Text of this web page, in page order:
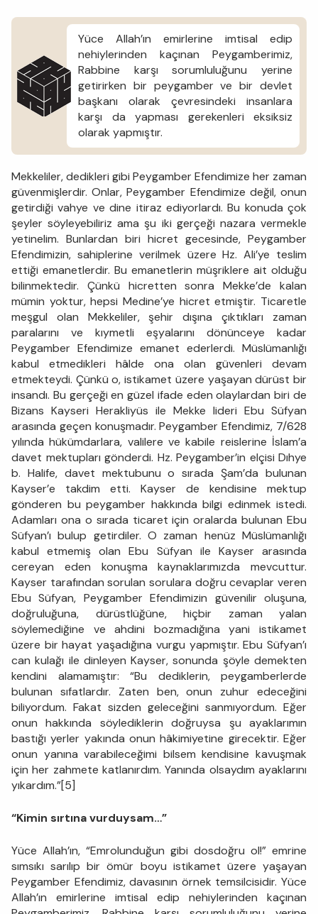
Yüce Allah’ın emirlerine imtisal edip
nehiylerinden kaçınan Peygamberimiz,
Rabbine karşı sorumluluğunu yerine
getirirken bir peygamber ve bir devlet
başkanı olarak çevresindeki insanlara
karşı da yapması gerekenleri eksiksiz
olarak yapmıştır.
Mekkeliler, dedikleri gibi Peygamber Efendimize her zaman
güvenmişlerdir. Onlar, Peygamber Efendimize değil, onun
getirdiği vahye ve dine itiraz ediyorlardı. Bu konuda çok
şeyler söyleyebiliriz ama şu iki gerçeği nazara vermekle
yetinelim. Bunlardan biri hicret gecesinde, Peygamber
Efendimizin, sahiplerine verilmek üzere Hz. Ali’ye teslim
ettiği emanetlerdir. Bu emanetlerin müşriklere ait olduğu
bilinmektedir. Çünkü hicretten sonra Mekke’de kalan
mümin yoktur, hepsi Medine’ye hicret etmiştir. Ticaretle
meşgul olan Mekkeliler, şehir dışına çıktıkları zaman
paralarını ve kıymetli eşyalarını dönünceye kadar
Peygamber Efendimize emanet ederlerdi. Müslümanlığı
kabul etmedikleri hâlde ona olan güvenleri devam
etmekteydi. Çünkü o, istikamet üzere yaşayan dürüst bir
insandı. Bu gerçeği en güzel ifade eden olaylardan biri de
Bizans Kayseri Herakliyüs ile Mekke lideri Ebu Süfyan
arasında geçen konuşmadır. Peygamber Efendimiz, 7/628
yılında hükümdarlara, valilere ve kabile reislerine İslam’a
davet mektupları gönderdi. Hz. Peygamber’in elçisi Dıhye
b. Halife, davet mektubunu o sırada Şam’da bulunan
Kayser’e takdim etti. Kayser de kendisine mektup
gönderen bu peygamber hakkında bilgi edinmek istedi.
Adamları ona o sırada ticaret için oralarda bulunan Ebu
Süfyan’ı bulup getirdiler. O zaman henüz Müslümanlığı
kabul etmemiş olan Ebu Süfyan ile Kayser arasında
cereyan eden konuşma kaynaklarımızda mevcuttur.
Kayser tarafından sorulan sorulara doğru cevaplar veren
Ebu Süfyan, Peygamber Efendimizin güvenilir oluşuna,
doğruluğuna, dürüstlüğüne, hiçbir zaman yalan
söylemediğine ve ahdini bozmadığına yani istikamet
üzere bir hayat yaşadığına vurgu yapmıştır. Ebu Süfyan’ı
can kulağı ile dinleyen Kayser, sonunda şöyle demekten
kendini alamamıştır: “Bu dediklerin, peygamberlerde
bulunan sıfatlardır. Zaten ben, onun zuhur edeceğini
biliyordum. Fakat sizden geleceğini sanmıyordum. Eğer
onun hakkında söylediklerin doğruysa şu ayaklarımın
bastığı yerler yakında onun hâkimiyetine girecektir. Eğer
onun yanına varabileceğimi bilsem kendisine kavuşmak
için her zahmete katlanırdım. Yanında olsaydım ayaklarını
yıkardım.”[5]
“Kimin sırtına vurduysam…”
Yüce Allah’ın, “Emrolunduğun gibi dosdoğru ol!” emrine
sımsıkı sarılıp bir ömür boyu istikamet üzere yaşayan
Peygamber Efendimiz, davasının örnek temsilcisidir. Yüce
Allah’ın emirlerine imtisal edip nehiylerinden kaçınan